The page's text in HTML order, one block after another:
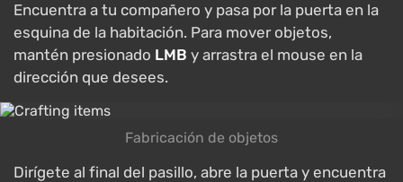
Encuentra a tu compañero y pasa por la puerta en la
esquina de la habitación. Para mover objetos,
mantén presionado LMB y arrastra el mouse en la
dirección que desees.
Fabricación de objetos
Dirígete al final del pasillo, abre la puerta y encuentra